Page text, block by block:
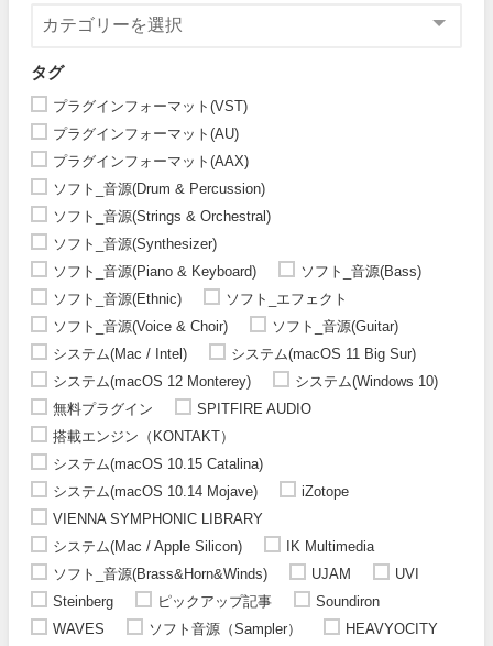
タグ
プラグインフォーマット(VST)
プラグインフォーマット(AU)
プラグインフォーマット(AAX)
ソフト_音源(Drum & Percussion)
ソフト_音源(Strings & Orchestral)
ソフト_音源(Synthesizer)
ソフト_音源(Piano & Keyboard)
ソフト_音源(Bass)
ソフト_音源(Ethnic)
ソフト_エフェクト
ソフト_音源(Voice & Choir)
ソフト_音源(Guitar)
システム(Mac / Intel)
システム(macOS 11 Big Sur)
システム(macOS 12 Monterey)
システム(Windows 10)
無料プラグイン
SPITFIRE AUDIO
搭載エンジン（KONTAKT）
システム(macOS 10.15 Catalina)
システム(macOS 10.14 Mojave)
iZotope
VIENNA SYMPHONIC LIBRARY
システム(Mac / Apple Silicon)
IK Multimedia
ソフト_音源(Brass&Horn&Winds)
UJAM
UVI
Steinberg
ピックアップ記事
Soundiron
WAVES
ソフト音源（Sampler）
HEAVYOCITY